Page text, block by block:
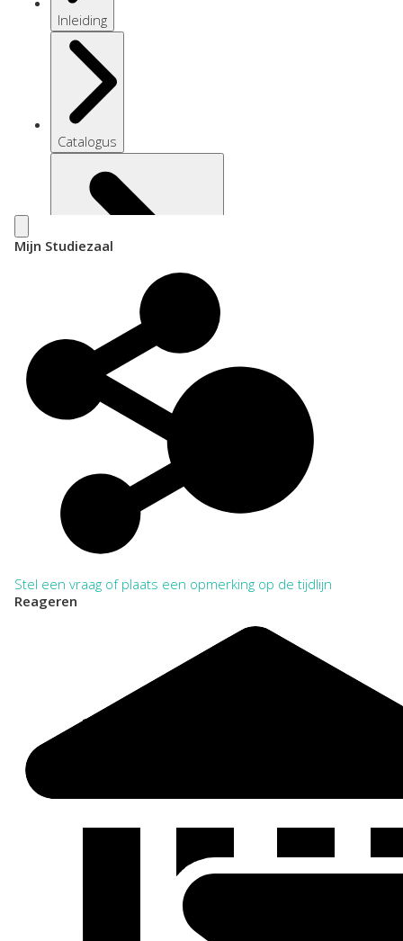
Inleiding
Catalogus
Gevonden archiefstukken
Mijn Studiezaal
Stel een vraag of plaats een opmerking op de tijdlijn
Reageren